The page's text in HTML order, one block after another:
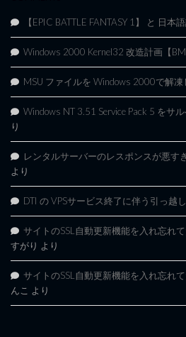
【EPIC BATTLE FANTASY 1】 と 日本
Windows 2000 Kernel32 改造計画【BM
MSU ファイルを Windows 2000で解凍
Windows NT 3.51 Service Pack 5 をサ
り
レンタルサーバーのレスポンスが悪す
より
DTI の VPSサービス終了に伴う引っ越
サイトのSSL自動更新機能を入れ忘れ
すがり より
サイトのSSL自動更新機能を入れ忘れ
んこ より